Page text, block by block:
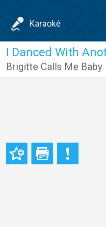
Karaoké
I Danced With
Brigitte Calls Me Baby